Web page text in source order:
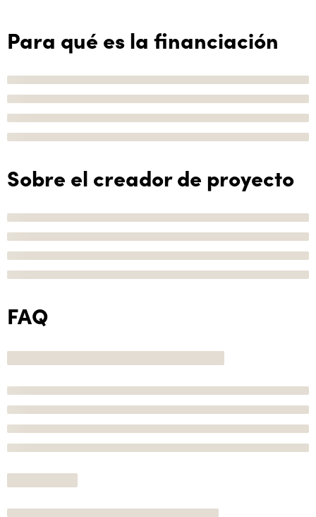
Para qué es la financiación
Sobre el creador de proyecto
FAQ